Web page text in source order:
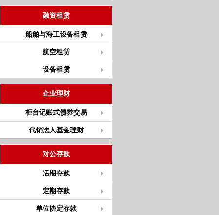
融资租赁
船舶与海工设备租赁
航空租赁
设备租赁
企业理财
柜台记账式债券交易
代销法人基金理财
对公存款
活期存款
定期存款
单位协定存款